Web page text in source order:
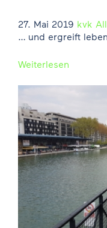
27. Mai 2019 kvk
… und ergreift
Weiterlesen